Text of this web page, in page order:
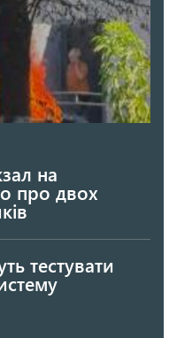
на
про двох
тестувати